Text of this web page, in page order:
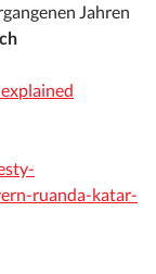
Jahren
ruanda-katar-